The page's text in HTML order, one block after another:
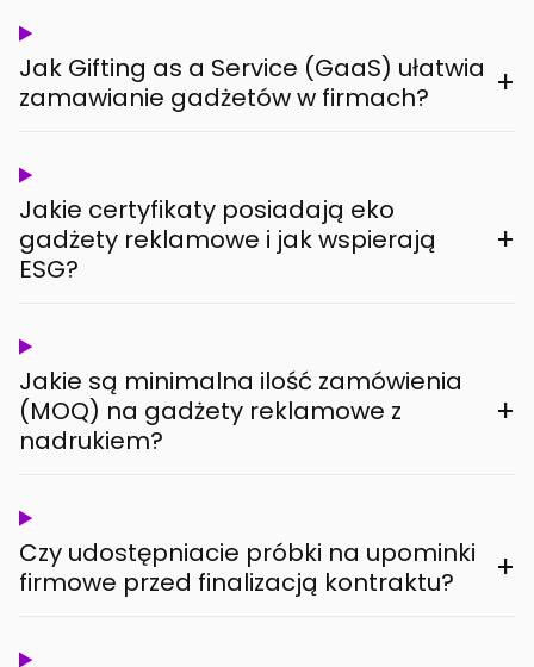
Jak Gifting as a Service (GaaS) ułatwia
zamawianie gadżetów w firmach?
+
Jakie certyfikaty posiadają eko
gadżety reklamowe i jak wspierają
ESG?
+
Jakie są minimalna ilość zamówienia
(MOQ) na gadżety reklamowe z
nadrukiem?
+
Czy udostępniacie próbki na upominki
firmowe przed finalizacją kontraktu?
+